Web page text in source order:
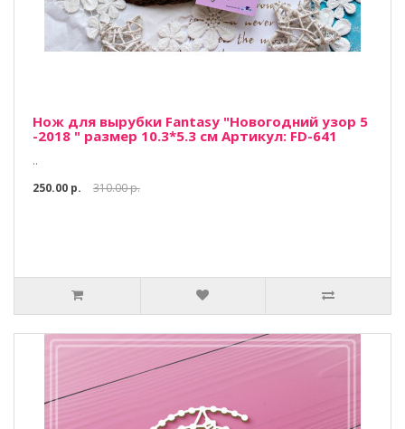
Нож для вырубки Fantasy "Новогодний узор 5
-2018 " размер 10.3*5.3 см Артикул: FD-641
..
250.00 р.
310.00 р.